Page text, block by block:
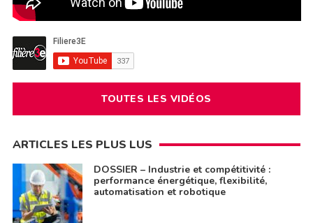
TOUTES LES VIDÉOS
ARTICLES LES PLUS LUS
DOSSIER – Industrie et compétitivité :
performance énergétique, flexibilité,
automatisation et robotique